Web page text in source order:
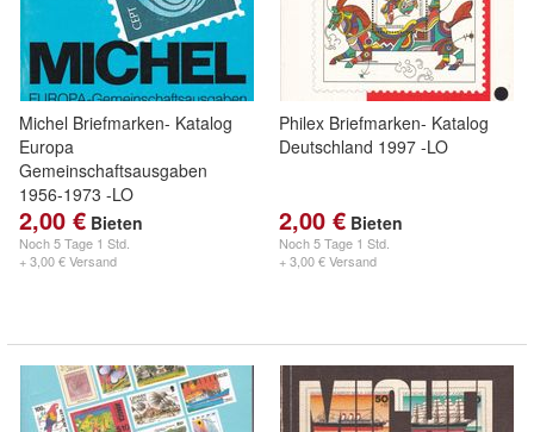
Michel Briefmarken- Katalog
Europa
Gemeinschaftsausgaben
1956-1973 -LO
2,00 € Bieten
Noch5 Tage 1 Std.
+ 3,00 € Versand
Philex Briefmarken- Katalog
Deutschland 1997 -LO
2,00 € Bieten
Noch5 Tage 1 Std.
+ 3,00 € Versand